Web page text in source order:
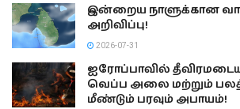
இன்றைய நாளுக்கான
அறிவிப்பு!
2026-07-31
ஐரோப்பாவில்
வெப்ப அலை மற்றும்
மீண்டும் பரவும் அபாயம்!